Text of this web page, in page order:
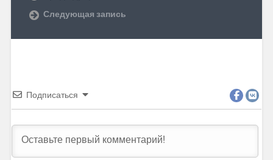
Следующая запись
Подписаться